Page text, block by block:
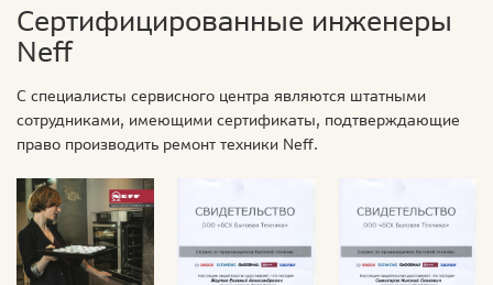
Сертифицированные инженеры
Neff
С специалисты сервисного центра являются штатными
сотрудниками, имеющими сертификаты, подтверждающие
право производить ремонт техники Neff.